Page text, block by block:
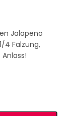
Jalapeno
4 Falzung,